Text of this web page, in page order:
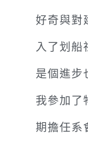
好奇與對
入了划船
是個進步
我參加了
期擔任系